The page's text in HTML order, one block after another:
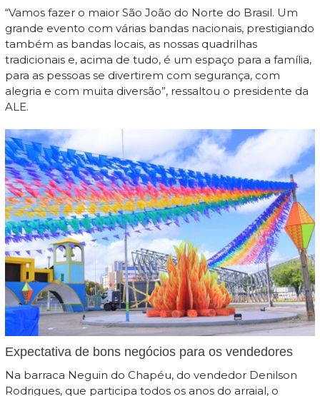
“Vamos fazer o maior São João do Norte do Brasil. Um
grande evento com várias bandas nacionais, prestigiando
também as bandas locais, as nossas quadrilhas
tradicionais e, acima de tudo, é um espaço para a família,
para as pessoas se divertirem com segurança, com
alegria e com muita diversão”, ressaltou o presidente da
ALE.
Expectativa de bons negócios para os vendedores
Na barraca Neguin do Chapéu, do vendedor Denilson
Rodrigues, que participa todos os anos do arraial, o